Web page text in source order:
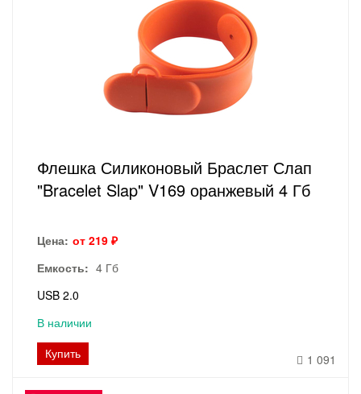
Флешка Силиконовый Браслет Слап
"Bracelet Slap" V169 оранжевый 4 Гб
Цена: от 219 ₽
Емкость: 4 Гб
USB 2.0
В наличии
Купить
1 091